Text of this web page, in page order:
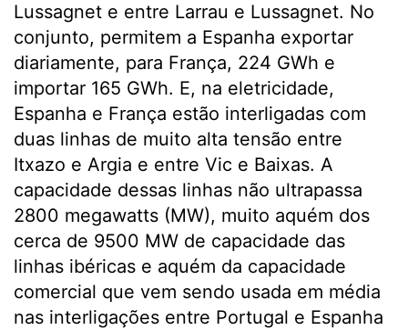
Lussagnet e entre Larrau e Lussagnet. No
conjunto, permitem a Espanha exportar
diariamente, para França, 224 GWh e
importar 165 GWh. E, na eletricidade,
Espanha e França estão interligadas com
duas linhas de muito alta tensão entre
Itxazo e Argia e entre Vic e Baixas. A
capacidade dessas linhas não ultrapassa
2800 megawatts (MW), muito aquém dos
cerca de 9500 MW de capacidade das
linhas ibéricas e aquém da capacidade
comercial que vem sendo usada em média
nas interligações entre Portugal e Espanha